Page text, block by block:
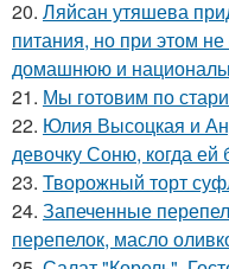
20. Ляйсан утяшева
питания, но при этом
домашнюю и
21. Мы готовим по
22. Юлия Высоцкая и
девочку Соню, когда ей
23. Творожный торт
24. Запеченные
перепелок, масло